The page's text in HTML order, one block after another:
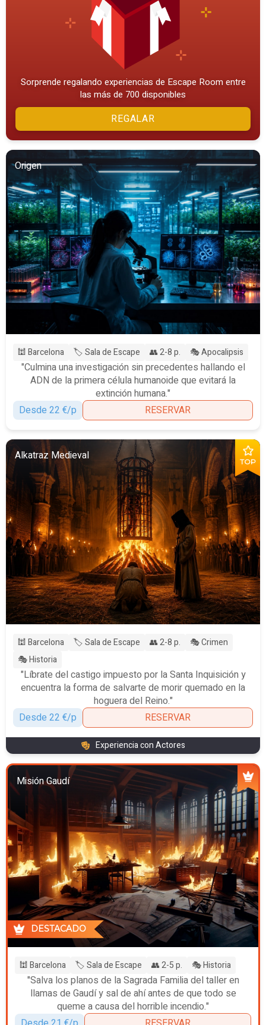
Sorprende regalando experiencias de Escape Room entre
las más de 700 disponibles
REGALAR
Origen
🕍 Barcelona 🏷️ Sala de Escape 👥 2-8 p. 🎭 Apocalipsis
"Culmina una investigación sin precedentes hallando el
ADN de la primera célula humanoide que evitará la
extinción humana."
Desde 22 €/p
RESERVAR
TOP
Alkatraz Medieval
🕍 Barcelona 🏷️ Sala de Escape 👥 2-8 p.
🎭 Crimen
🎭 Historia
"Líbrate del castigo impuesto por la Santa Inquisición y
encuentra la forma de salvarte de morir quemado en la
hoguera del Reino."
Desde 22 €/p
RESERVAR
Experiencia con Actores
Misión Gaudí
DESTACADO
🕍 Barcelona 🏷️ Sala de Escape 👥 2-5 p. 🎭 Historia
"Salva los planos de la Sagrada Familia del taller en
llamas de Gaudí y sal de ahí antes de que todo se
queme a causa del horrible incendio."